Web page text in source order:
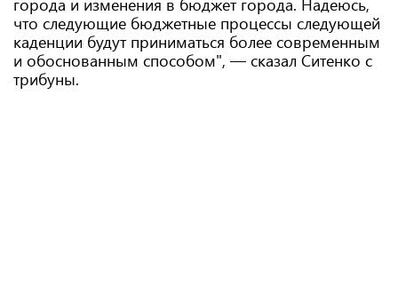
города и изменения в бюджет города. Надеюсь,
что следующие бюджетные процессы следующей
каденции будут приниматься более современным
и обоснованным способом", — сказал Ситенко с
трибуны.